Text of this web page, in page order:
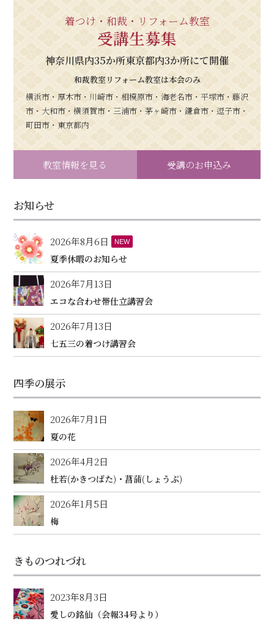
着つけ・和裁・リフォーム教室
受講生募集
神奈川県内35か所東京都内3か所にて開催
和裁教室リフォーム教室は本会のみ
横浜市・厚木市・川崎市・相模原市・海老名市・平塚市・藤沢
市・大和市・横須賀市・三浦市・茅ヶ崎市・鎌倉市・逗子市・
町田市・東京都内
教室情報を見る 受講のお申込み
お知らせ
2026年8月6日 NEW
夏季休暇のお知らせ
2026年7月13日
エコな合わせ帯仕立講習会
2026年7月13日
七五三の着つけ講習会
四季の展示
2026年7月1日
夏の花
2026年4月2日
杜若(かきつばた)・菖蒲(しょうぶ)
2026年1月5日
梅
きものつれづれ
2023年8月3日
愛しの銘仙（会報34号より）